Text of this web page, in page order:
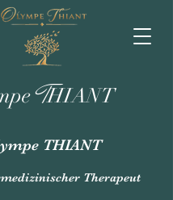
THIANT
THIANT
Therapeut